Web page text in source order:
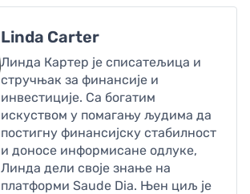
Linda Carter
Линда Картер је списатељица и
стручњак за финансије и
инвестиције. Са богатим
искуством у помагању људима да
постигну финансијску стабилност
и доносе информисане одлуке,
Линда дели своје знање на
платформи Saude Dia. Њен циљ је